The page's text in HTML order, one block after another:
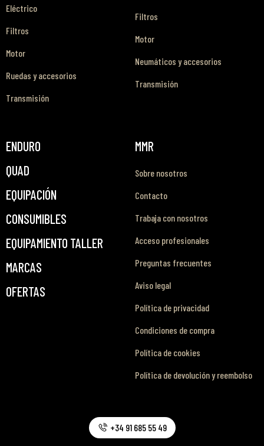
Eléctrico
Filtros
Motor
Ruedas y accesorios
Transmisión
Filtros
Motor
Neumáticos y accesorios
Transmisión
ENDURO
QUAD
EQUIPACIÓN
CONSUMIBLES
EQUIPAMIENTO TALLER
MARCAS
OFERTAS
MMR
Sobre nosotros
Contacto
Trabaja con nosotros
Acceso profesionales
Preguntas frecuentes
Aviso legal
Política de privacidad
Condiciones de compra
Política de cookies
Política de devolución y reembolso
+34 91 685 55 49